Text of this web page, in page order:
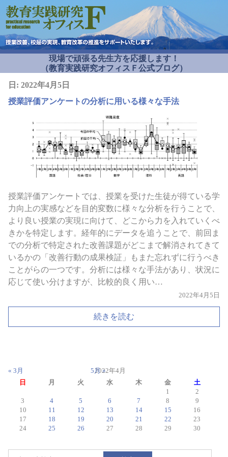
現場で頑張る先生方を応援します！
（教育実践研究オフィスＦ公式ブログ）
日: 2022年4月5日
授業評価アンケートの分析に用いる様々な手法
授業評価アンケートでは、授業を受けた生徒が得ている学
力向上の実感などを目的変数に様々な分析を行うことで、
より良い授業の実現に向けて、どこから力を入れていくべ
きかを特定します。経年的にデータを追うことで、前回ま
での分析で特定された改善課題がどこまで解消されてきて
いるかの「改善行動の成果検証」もまた忘れずに行うべき
ことがらの一つです。分析には様々な手法があり、状況に
応じて使い分けますが、比較的良く用い…
2022年4月5日
続きを読む
2022年4月
日
月 火 水 木 金
土
1
2
3
4 5 6 7 8
9
10
11 12 13 14 15
16
17
18 19 20 21 22
23
24
25 26 27 28 29 30
« 3月 5月 »